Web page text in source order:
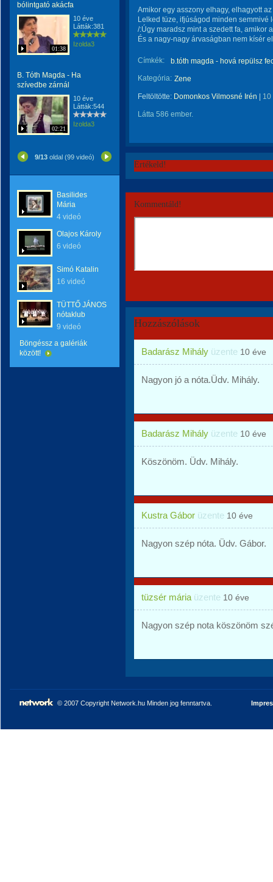
bólintgató akácfa
01:38
10 éve
Látták:381
Izolda3
B. Tóth Magda - Ha
szívedbe zárnál
02:21
10 éve
Látták:544
Izolda3
9/13 oldal (99 videó)
Basilides
Mária
4 videó
Olajos Károly
6 videó
Simó Katalin
16 videó
TÜTTŐ JÁNOS
nótaklub
9 videó
Böngéssz a galériák
között!
Amikor egy asszony elhagy, elhagyott
Lelked tüze, ifjúságod minden semmivé
/:Úgy maradsz mint a szedett fa, amikor
És a nagy-nagy árvaságban nem kísér
Címkék:
b.tóth magda - hová repülsz
Kategória: Zene
Feltöltötte: Domonkos Vilmosné Irén 10
Látta 586 ember.
Értékeld!
Kommentáld!
Hozzászólások
Badarász Mihály üzente 10 éve
Nagyon jó a nóta.Üdv. Mihály.
Badarász Mihály üzente 10 éve
Köszönöm. Üdv. Mihály.
Kustra Gábor üzente 10 éve
Nagyon szép nóta. Üdv. Gábor.
tüzsér mária üzente 10 éve
Nagyon szép nota köszönöm
© 2007 Copyright Network.hu Minden jog fenntartva.